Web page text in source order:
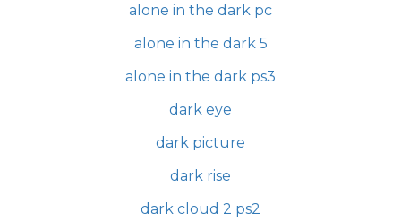
alone in the dark pc
alone in the dark 5
alone in the dark ps3
dark eye
dark picture
dark rise
dark cloud 2 ps2